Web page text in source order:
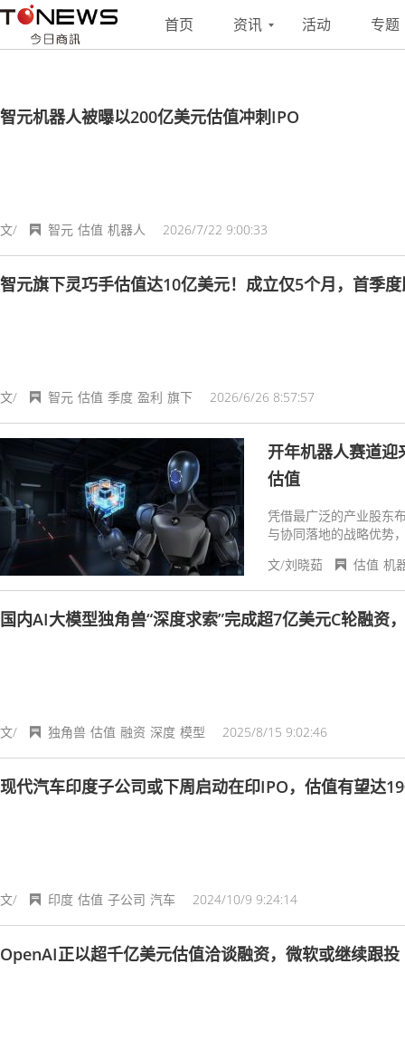
首页 资讯 活动 专题
搜索 联系
智元机器人被曝以200亿美元估值冲刺IPO
文/ 2026/7/22 9:00:33
智元 估值 机器人
智元旗下灵巧手估值达10亿美元！成立仅5个月，首季
文/ 2026/6/26 8:57:57
智元 估值 季度 盈利 旗下
开年机器人赛道
估值
凭借最广泛的产业股东
与协同落地的战略优势
文/刘晓茹 估值 机
国内AI大模型独角兽“深度求索”完成超7亿美元C轮融资
文/ 2025/8/15 9:02:46
独角兽 估值 融资 深度 模型
现代汽车印度子公司或下周启动在印IPO，估值有望达
文/ 2024/10/9 9:24:14
印度 估值 子公司 汽车
OpenAI正以超千亿美元估值洽谈融资，微软或继续跟投